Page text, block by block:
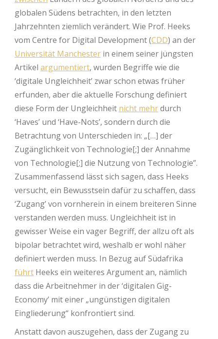
globalen Südens betrachten, in den letzten
Jahrzehnten ziemlich verändert. Wie Prof. Heeks
vom Centre for Digital Development (CDD) an der
Universität Manchester in einem seiner jüngsten
Artikel argumentiert, wurden Begriffe wie die
‘digitale Ungleichheit’ zwar schon etwas früher
erfunden, aber die aktuelle Forschung definiert
diese Form der Ungleichheit nicht mehrdurch
‘Haves’ und ‘Have-Nots’, sondern durch die
Betrachtung von Unterschieden in: „[…] der
Zugänglichkeit von Technologie[;] der Annahme
von Technologie[;] die Nutzung von Technologie”.
Zusammenfassend lässt sich sagen, dass Heeks
versucht, ein Bewusstsein dafür zu schaffen, dass
‘Zugang’ von vornherein in einem breiteren Sinne
verstanden werden muss. Ungleichheit ist in
gewisser Weise ein vager Begriff, der allzu oft als
bipolar betrachtet wird, weshalb er wohl näher
definiert werden muss. In Bezug auf Südafrika
führt Heeks ein weiteres Argument an, nämlich
dass die Arbeitnehmer in der ‘digitalen Gig-
Economy’ mit einer „ungünstigen digitalen
Eingliederung“ konfrontiert sind.
Anstatt davon auszugehen, dass der Zugang zu